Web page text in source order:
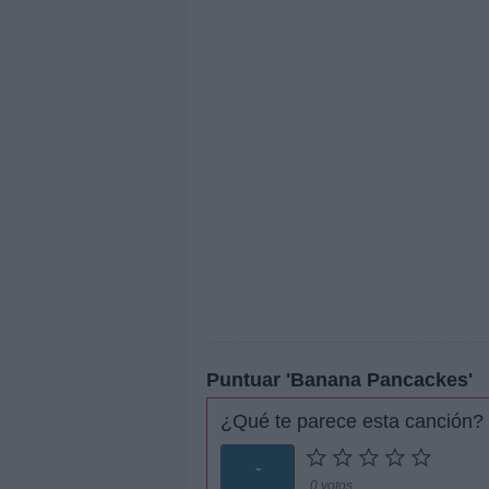
Puntuar 'Banana Pancackes'
¿Qué te parece esta canción?
-
0 votos